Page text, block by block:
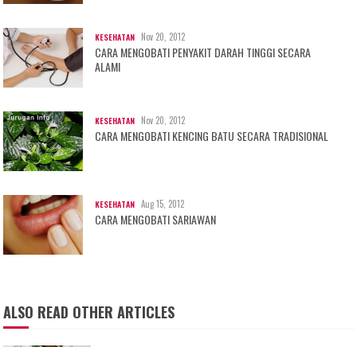
KESEHATAN Nov 20, 2012
CARA MENGOBATI PENYAKIT DARAH TINGGI SECARA
ALAMI
KESEHATAN Nov 20, 2012
CARA MENGOBATI KENCING BATU SECARA TRADISIONAL
KESEHATAN Aug 15, 2012
CARA MENGOBATI SARIAWAN
ALSO READ OTHER ARTICLES